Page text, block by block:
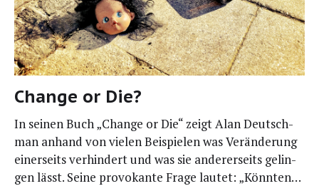
Change or Die?
In sei­nen Buch „Chan­ge or Die“ zeigt Alan Deutsch­
man anhand von vie­len Bei­spie­len was Ver­än­de­rung
einer­seits ver­hin­dert und was sie ande­rer­seits gelin­
gen lässt. Sei­ne pro­vo­kan­te Fra­ge lau­tet: „Könn­ten…